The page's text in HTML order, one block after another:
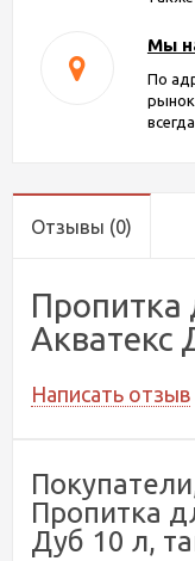
Мы
По
Отзывы (0)
Пропитка
Акватекс
Написать отзыв
Пропитка
Дуб 10 л,